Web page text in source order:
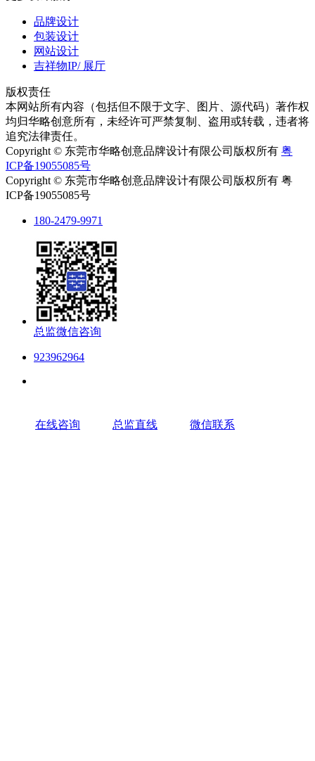
品牌设计
包装设计
网站设计
吉祥物IP/ 展厅
版权责任
本网站所有内容（包括但不限于文字、图片、源代码）著作权
均归华略创意所有，未经许可严禁复制、盗用或转载，违者将
追究法律责任。
Copyright © 东莞市华略创意品牌设计有限公司版权所有 粤
ICP备19055085号
Copyright © 东莞市华略创意品牌设计有限公司版权所有 粤
ICP备19055085号
180-2479-9971
总监微信咨询
923962964
在线咨询 总监直线 微信联系